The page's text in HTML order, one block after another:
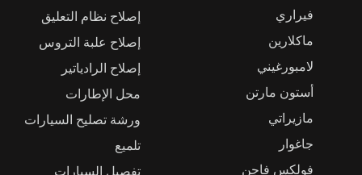
فيراري
ماكلارين
لامبورغيني
أستون مارتن
مازيراتي
جاغوار
فولكس فاجن
إصلاح نظام التعليق
إصلاح علبة التروس
إصلاح الرادياتير
محل الإطارات
ورشة تصليح السيارات
تلميع
تفصيل السيارات